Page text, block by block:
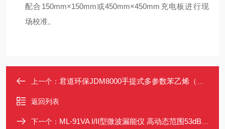
配合150mm×150mm或450mm×450mm充电板进行现
场校准。
上一个： 君道环保JDM8000手提式多参数苯乙烯（C8H8）分析仪
返回列表
下一个： ML-91VA I/II型微波漏能仪 高动态范围53dB 快速响应50ns 液晶显示